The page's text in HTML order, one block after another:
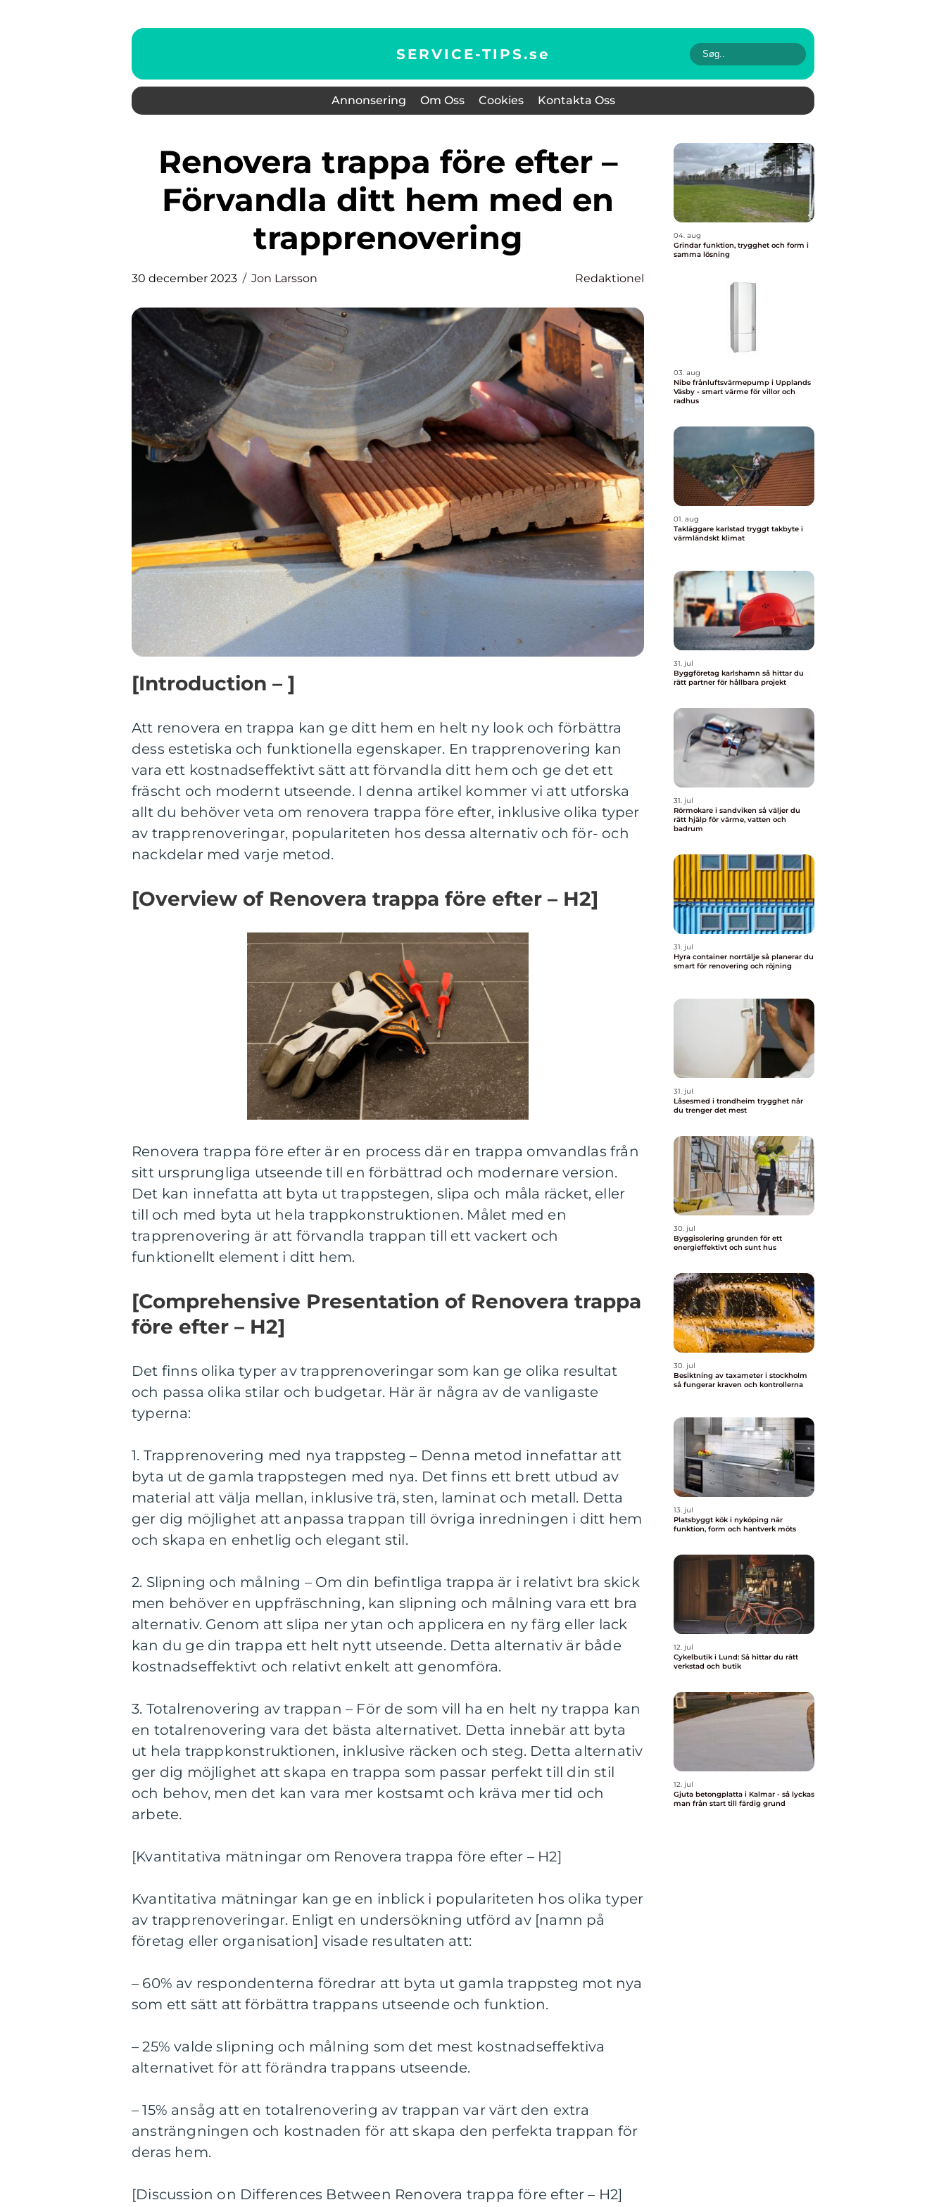
SERVICE-TIPS.se
Annonsering Om Oss Cookies Kontakta Oss
Renovera trappa före efter –
Förvandla ditt hem med en
trapprenovering
30 december 2023 Jon Larsson Redaktionel
[Introduction – ]
Att renovera en trappa kan ge ditt hem en helt ny look och förbättra
dess estetiska och funktionella egenskaper. En trapprenovering kan
vara ett kostnadseffektivt sätt att förvandla ditt hem och ge det ett
fräscht och modernt utseende. I denna artikel kommer vi att utforska
allt du behöver veta om renovera trappa före efter, inklusive olika typer
av trapprenoveringar, populariteten hos dessa alternativ och för- och
nackdelar med varje metod.
[Overview of Renovera trappa före efter – H2]
Renovera trappa före efter är en process där en trappa omvandlas från
sitt ursprungliga utseende till en förbättrad och modernare version.
Det kan innefatta att byta ut trappstegen, slipa och måla räcket, eller
till och med byta ut hela trappkonstruktionen. Målet med en
trapprenovering är att förvandla trappan till ett vackert och
funktionellt element i ditt hem.
[Comprehensive Presentation of Renovera trappa
före efter – H2]
Det finns olika typer av trapprenoveringar som kan ge olika resultat
och passa olika stilar och budgetar. Här är några av de vanligaste
typerna:
1. Trapprenovering med nya trappsteg – Denna metod innefattar att
byta ut de gamla trappstegen med nya. Det finns ett brett utbud av
material att välja mellan, inklusive trä, sten, laminat och metall. Detta
ger dig möjlighet att anpassa trappan till övriga inredningen i ditt hem
och skapa en enhetlig och elegant stil.
2. Slipning och målning – Om din befintliga trappa är i relativt bra skick
men behöver en uppfräschning, kan slipning och målning vara ett bra
alternativ. Genom att slipa ner ytan och applicera en ny färg eller lack
kan du ge din trappa ett helt nytt utseende. Detta alternativ är både
kostnadseffektivt och relativt enkelt att genomföra.
3. Totalrenovering av trappan – För de som vill ha en helt ny trappa kan
en totalrenovering vara det bästa alternativet. Detta innebär att byta
ut hela trappkonstruktionen, inklusive räcken och steg. Detta alternativ
ger dig möjlighet att skapa en trappa som passar perfekt till din stil
och behov, men det kan vara mer kostsamt och kräva mer tid och
arbete.
[Kvantitativa mätningar om Renovera trappa före efter – H2]
Kvantitativa mätningar kan ge en inblick i populariteten hos olika typer
av trapprenoveringar. Enligt en undersökning utförd av [namn på
företag eller organisation] visade resultaten att:
– 60% av respondenterna föredrar att byta ut gamla trappsteg mot nya
som ett sätt att förbättra trappans utseende och funktion.
– 25% valde slipning och målning som det mest kostnadseffektiva
alternativet för att förändra trappans utseende.
– 15% ansåg att en totalrenovering av trappan var värt den extra
ansträngningen och kostnaden för att skapa den perfekta trappan för
deras hem.
[Discussion on Differences Between Renovera trappa före efter – H2]
04. aug
Grindar funktion, trygghet och form i
samma lösning
03. aug
Nibe frånluftsvärmepump i Upplands
Väsby - smart värme för villor och
radhus
01. aug
Takläggare karlstad tryggt takbyte i
värmländskt klimat
31. jul
Byggföretag karlshamn så hittar du
rätt partner för hållbara projekt
31. jul
Rörmokare i sandviken så väljer du
rätt hjälp för värme, vatten och
badrum
31. jul
Hyra container norrtälje så planerar du
smart för renovering och röjning
31. jul
Låsesmed i trondheim trygghet når
du trenger det mest
30. jul
Byggisolering grunden för ett
energieffektivt och sunt hus
30. jul
Besiktning av taxameter i stockholm
så fungerar kraven och kontrollerna
13. jul
Platsbyggt kök i nyköping när
funktion, form och hantverk möts
12. jul
Cykelbutik i Lund: Så hittar du rätt
verkstad och butik
12. jul
Gjuta betongplatta i Kalmar - så lyckas
man från start till färdig grund